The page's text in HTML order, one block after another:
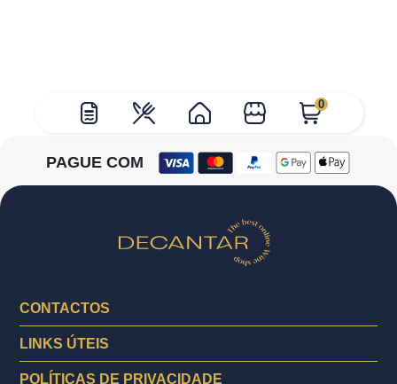
0
PAGUE COM
CONTACTOS
LINKS ÚTEIS
POLÍTICAS DE PRIVACIDADE